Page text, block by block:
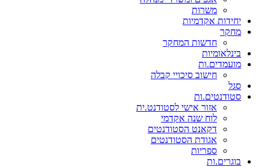
משרות
יחידות אקדמיות
מחקר
חדשות המחקר
בינלאומיות
מועמדים.ות
חישוב סיכויי קבלה
סגל
סטודנטים.ות
אזור אישי לסטודנט.ית
לוח שנה אקדמי
דקאנט הסטודנטים
אגודת הסטודנטים
ספריות
בוגרים.ות